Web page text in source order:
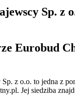
Sp. z
Eurobud
z o.o. to jedna z
. Jej siedziba